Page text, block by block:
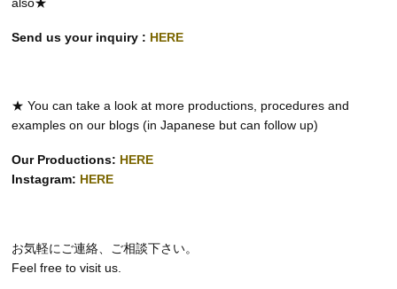
Send us your inquiry : HERE
★ You can take a look at more productions, procedures and
examples on our blogs (in Japanese but can follow up)
Our Productions: HERE
Instagram: HERE
お気軽にご連絡、ご相談下さい。
Feel free to visit us.